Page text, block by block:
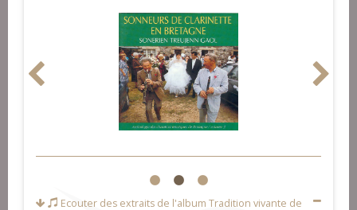
1 2 3
Ecouter des extraits de l'album Tradition vivante de